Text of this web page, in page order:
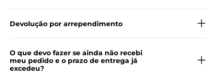
Devolução por arrependimento
O que devo fazer se ainda não recebi
meu pedido e o prazo de entrega já
excedeu?